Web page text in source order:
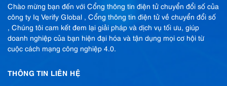
Chào mừng bạn đến với Cổng thông tin điện tử chuyển đổi số của
công ty Iq Verify Global , Cổng thông tin điện tử về chuyển đổi số
, Chúng tôi cam kết đem lại giải pháp và dịch vụ tối ưu, giúp
doanh nghiệp của bạn hiện đại hóa và tận dụng mọi cơ hội từ
cuộc cách mạng công nghiệp 4.0.
THÔNG TIN LIÊN HỆ